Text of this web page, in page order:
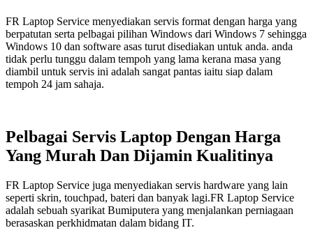
FR Laptop Service menyediakan servis format dengan harga yang
berpatutan serta pelbagai pilihan Windows dari Windows 7 sehingga
Windows 10 dan software asas turut disediakan untuk anda. anda
tidak perlu tunggu dalam tempoh yang lama kerana masa yang
diambil untuk servis ini adalah sangat pantas iaitu siap dalam
tempoh 24 jam sahaja.
Pelbagai Servis Laptop Dengan Harga
Yang Murah Dan Dijamin Kualitinya
FR Laptop Service juga menyediakan servis hardware yang lain
seperti skrin, touchpad, bateri dan banyak lagi.FR Laptop Service
adalah sebuah syarikat Bumiputera yang menjalankan perniagaan
berasaskan perkhidmatan dalam bidang IT.